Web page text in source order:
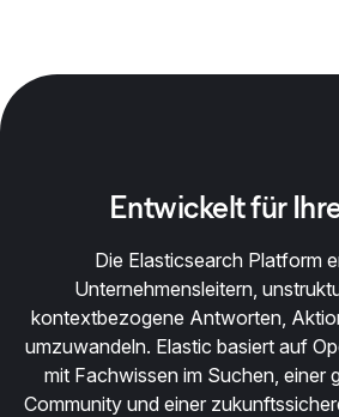
Entwickelt für
Die Elasticsearch Platform
Unternehmensleitern,
kontextbezogene Antworten,
umzuwandeln. Elastic basiert auf
mit Fachwissen im Suchen, einer
Community und einer